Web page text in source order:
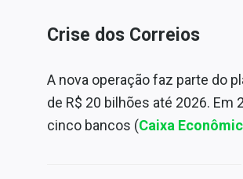
Crise dos Correios
A nova operação faz parte do
de R$ 20 bilhões até 2026. Em
cinco bancos (Caixa